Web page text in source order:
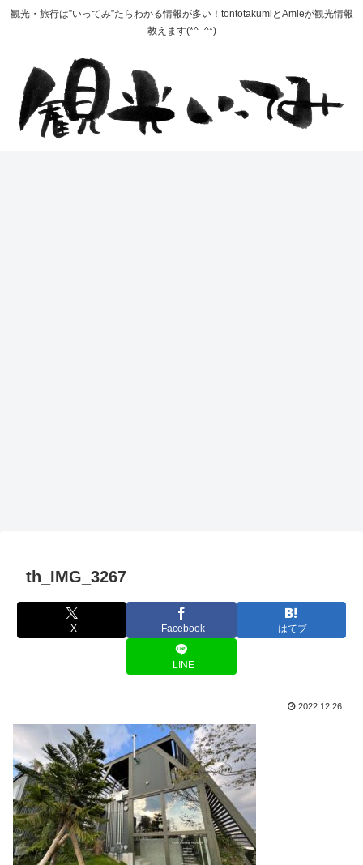
観光・旅行は”いってみ”たらわかる情報が多い！tontotakumiとAmieが観光情報
教えます(*^_^*)
th_IMG_3267
X Facebook はてブ
LINE
2022.12.26